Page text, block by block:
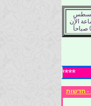
9 أغسطس
الآن
***** ادارة الموقع
- חדשות